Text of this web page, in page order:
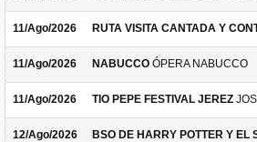
11/Ago/2026 RUTA VISITA CANTADA Y
11/Ago/2026 NABUCCO ÓPERA NABUCCO
11/Ago/2026 TIO PEPE FESTIVAL JEREZ
12/Ago/2026 BSO DE HARRY POTTER Y EL